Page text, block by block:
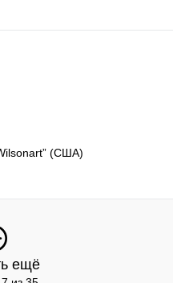
(США)
ещё